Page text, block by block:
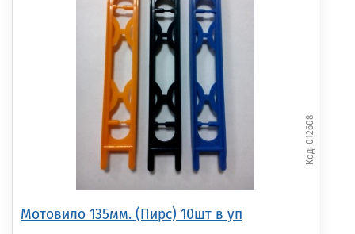
Мотовило 135мм. (Пирс) 10шт в уп
012608